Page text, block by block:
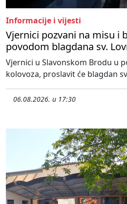
Informacije i vijesti
Vjernici pozvani na misu i
povodom blagdana sv.
Vjernici u Slavonskom Brodu u
kolovoza, proslavit će blagdan
06.08.2026. u 17:30